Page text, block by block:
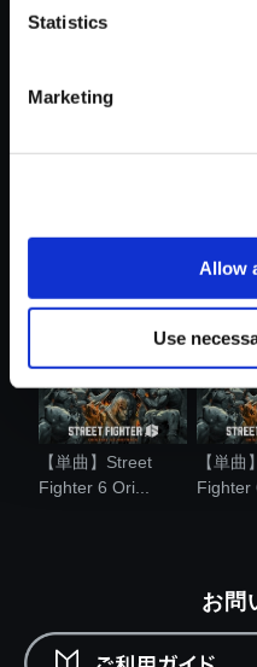
Statistics
Marketing
Allow
Use
おすすめ商品
【単曲】Street
Fighter 6 Ori...
【単曲
Fighter
お問